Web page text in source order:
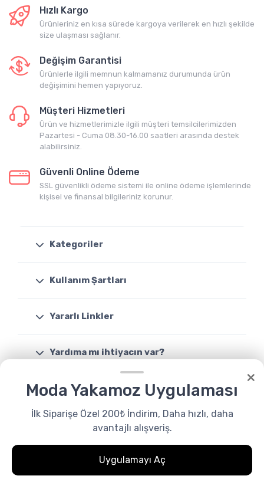
×
Moda Yakamoz Uygulaması
İlk Siparişe Özel 200₺ İndirim, Daha hızlı, daha
avantajlı alışveriş.
Uygulamayı Aç
Hızlı Kargo
Ürünleriniz en kısa sürede kargoya verilerek en hızlı şekilde
size ulaşması sağlanır.
Değişim Garantisi
Ürünlerle ilgili memnun kalmamanız durumunda ürün
değişimini hemen yapıyoruz.
Müşteri Hizmetleri
Ürün ve hizmetlerimizle ilgili müşteri temsilcilerimizden
Pazartesi - Cuma 08.30-16.00 saatleri arasında destek
alabilirsiniz.
Güvenli Online Ödeme
SSL güvenlikli ödeme sistemi ile online ödeme işlemlerinde
kişisel ve finansal bilgileriniz korunur.
Kategoriler
Kullanım Şartları
Yararlı Linkler
Yardıma mı ihtiyacın var?
Destek 08503088046
Whatsapp Favoriler Menu 0.00₺